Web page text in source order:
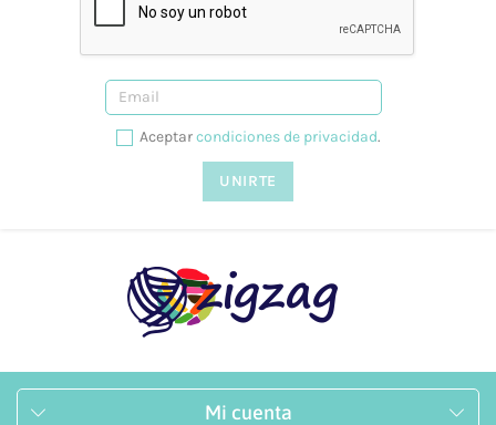
Sí, tenemos talleres adaptados a todos los niveles y
¿Prestáis asesoramiento?
Sí, te podemos ayudar en lo que necesites. Resolvemos tus
Aceptarcondiciones de privacidad.
Mi cuenta